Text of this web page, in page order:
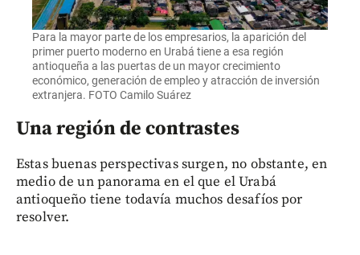
Para la mayor parte de los empresarios, la aparición del
primer puerto moderno en Urabá tiene a esa región
antioqueña a las puertas de un mayor crecimiento
económico, generación de empleo y atracción de inversión
extranjera. FOTO Camilo Suárez
Una región de contrastes
Estas buenas perspectivas surgen, no obstante, en
medio de un panorama en el que el Urabá
antioqueño tiene todavía muchos desafíos por
resolver.